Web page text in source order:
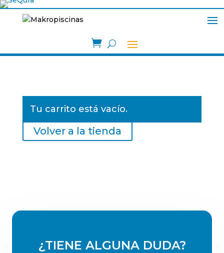

Tu carrito está vacío.
Volver a la tienda
¿TIENE ALGUNA DUDA?